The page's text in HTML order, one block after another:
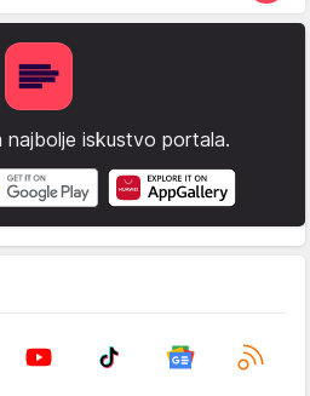
najbolje iskustvo portala.